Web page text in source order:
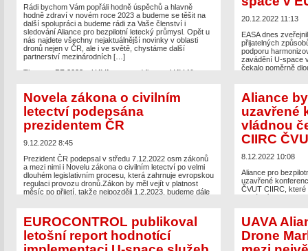
letectvíappeared first onUAV Aliance pro bezpilotní
letecký průmysl.
Rádi bychom Vám popřáli hodně úspěchů a hlavně
hodně zdraví v novém roce 2023 a budeme se těšit na
další spolupráci a budeme rádi za Vaše členství i
sledování Aliance pro bezpilotní letecký průmysl. Opět u
nás najdete všechny nejaktuálnější novinky v oblasti
dronů nejen v ČR, ale i ve světě, chystáme další
partnerství mezinárodních […]
The post
PF 2023 – UAVA appeared first on
UAV Aliance
20.12.2022 11:13
EASA dnes
přijatelných
podporu
zavádění U-space
čekalo poměrně
The postEASA
U-space v EU
bezpilotní letecký
Novela zákona o civilním
letectví podepsána
prezidentem ČR
9.12.2022 8:45
Prezident ČR podepsal v středu 7.12.2022 osm zákonů
a mezi nimi i Novelu zákona o civilním letectví po velmi
dlouhém legislativním procesu, která zahrnuje evropskou
regulaci provozu dronů.Zákon by měl vejít v platnost
měsíc po přijetí, takže nejpozději 1.2.2023, budeme dále
zpravy/aktualni-tiskove-zpravy/prezident-republiky-
podepsal-osm-zakonu-16736
The postNovela zákona o civilním letectví podepsána
prezidentem ČRappeared first onUAV Aliance pro
Aliance
uzavřené
vládnou
CIIRC
8.12.2022 10:08
Aliance pro
uzavřené
ČVUT CIIRC,
drony v ČR.
The postAliance
Drony vládnou
EUROCONTROL publikoval
letošní report hodnotící
UAVA
Drone